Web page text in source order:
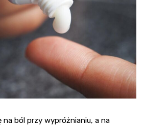
na ból przy wypróżnianiu, a na